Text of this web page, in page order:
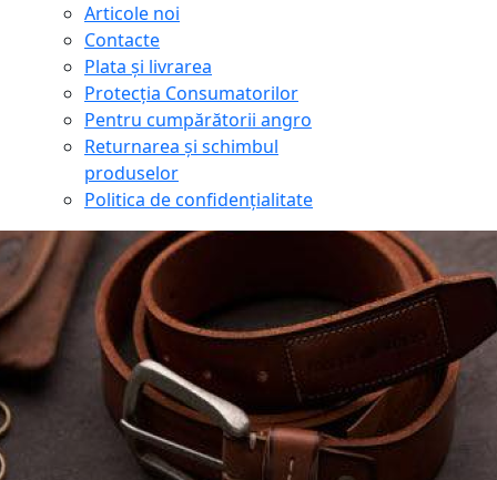
Articole noi
Contacte
Plata și livrarea
Protecţia Consumatorilor
Pentru cumpărătorii angro
Returnarea și schimbul
produselor
Politica de confidențialitate